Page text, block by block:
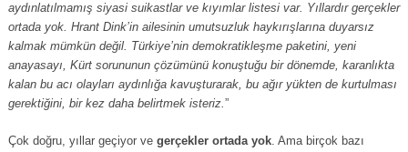
aydınlatılmamış siyasi suikastlar ve kıyımlar listesi var. Yıllardır gerçekler
ortada yok. Hrant Dink’in ailesinin umutsuzluk haykırışlarına duyarsız
kalmak mümkün değil. Türkiye’nin demokratikleşme paketini, yeni
anayasayı, Kürt sorununun çözümünü konuştuğu bir dönemde, karanlıkta
kalan bu acı olayları aydınlığa kavuşturarak, bu ağır yükten de kurtulması
gerektiğini, bir kez daha belirtmek isteriz.”
Çok doğru, yıllar geçiyor ve gerçekler ortada yok. Ama birçok bazı